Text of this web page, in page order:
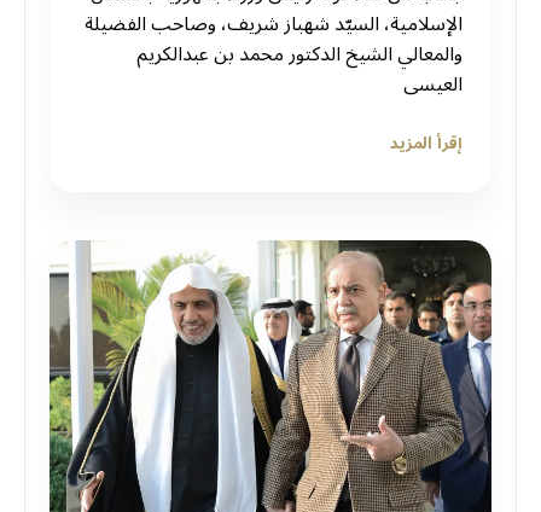
الإسلامية، السيّد شهباز شريف، وصاحب الفضيلة
والمعالي الشيخ الدكتور محمد بن عبدالكريم
العيسى
إقرأ المزيد